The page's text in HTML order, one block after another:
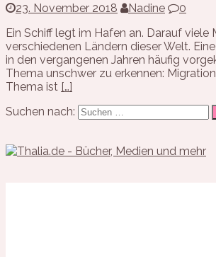
23. November 2018 Nadine
0
Ein Schiff legt im Hafen an. Darauf viele
verschiedenen Ländern dieser Welt.
in den vergangenen Jahren häufig
Thema unschwer zu erkennen:
Thema ist […]
Suchen nach: